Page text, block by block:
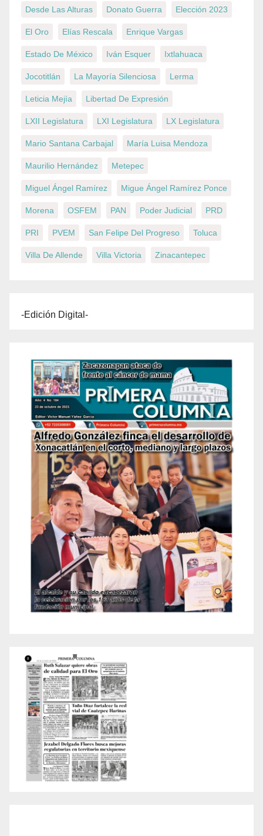
Desde Las Alturas Donato Guerra Elección 2023
El Oro Elías Rescala Enrique Vargas
Estado De México Iván Esquer Ixtlahuaca
Jocotitlán La Mayoría Silenciosa Lerma
Leticia Mejía Libertad De Expresión
LXII Legislatura LXI Legislatura LX Legislatura
Mario Santana Carbajal María Luisa Mendoza
Maurilio Hernández Metepec
Miguel Ángel Ramírez Migue Ángel Ramírez Ponce
Morena OSFEM PAN Poder Judicial PRD
PRI PVEM San Felipe Del Progreso Toluca
Villa De Allende Villa Victoria Zinacantepec
-Edición Digital-